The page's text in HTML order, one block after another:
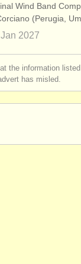
Wind Band
(Perugia,
2027
the information
has misled.